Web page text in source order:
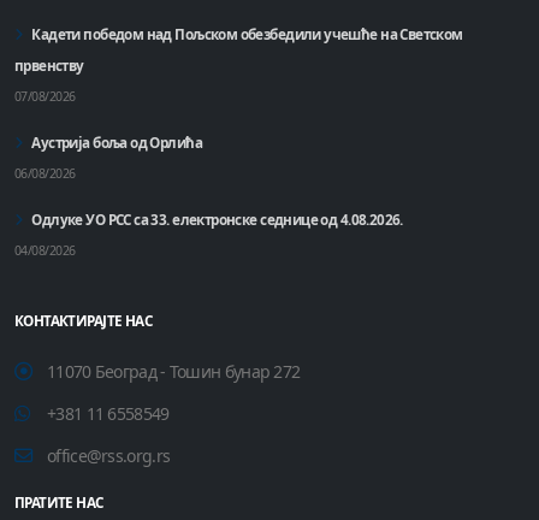
Кадети победом над Пољском обезбедили учешће на Светском
првенству
07/08/2026
Аустрија боља од Орлића
06/08/2026
Одлуке УО РСС са 33. електронске седнице од 4.08.2026.
04/08/2026
КОНТАКТИРАЈТЕ НАС
11070 Београд - Тошин бунар 272
+381 11 6558549
office@rss.org.rs
ПРАТИТЕ НАС